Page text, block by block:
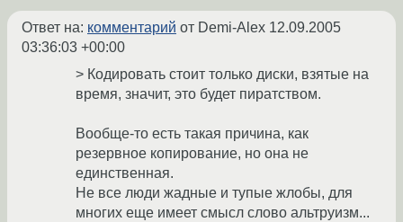
Ответ на: комментарий от Demi-Alex 12.09.2005
03:36:03 +00:00
> Кодировать стоит только диски, взятые на
время, значит, это будет пиратством.
Вообще-то есть такая причина, как
резервное копирование, но она не
единственная.
Не все люди жадные и тупые жлобы, для
многих еще имеет смысл слово альтруизм...